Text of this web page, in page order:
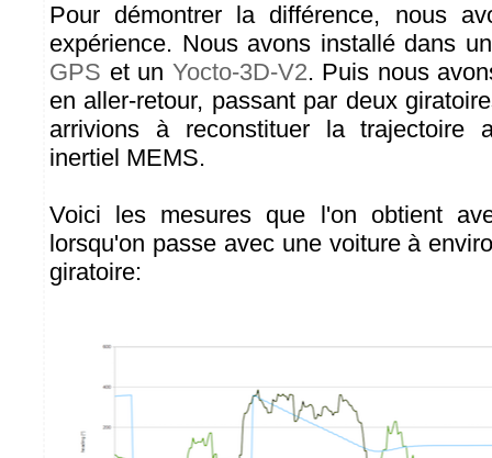
Pour démontrer la différence, nous
expérience. Nous avons installé dans
GPS et un Yocto-3D-V2. Puis nous
en aller-retour, passant par deux
arrivions à reconstituer la trajectoire
inertiel MEMS.
Voici les mesures que l'on obtient
lorsqu'on passe avec une voiture à
giratoire: